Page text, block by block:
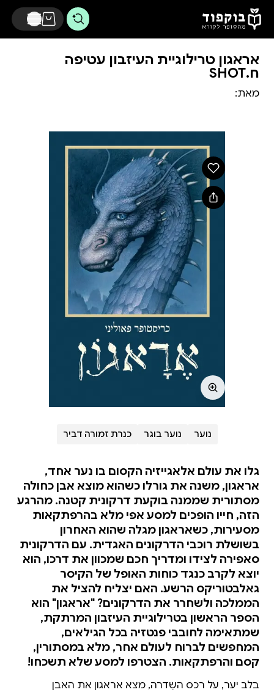
דלג לתוכן הראשי
אראגון טרילוגיית העיזבון עטיפה
ח.SHOT
מאת:
נוער נוער בוגר כנרת זמורה דביר
גלו את עולם אלאגייזיה הקסום בו נער אחד,
אראגון, משנה את גורלו כשהוא מוצא אבן כחולה
מסתורית שממנה בוקעת דרקונית קטנה. מהרגע
הזה, חייו הופכים למסע אפי מלא בהרפתקאות
מסעירות, כשאראגון מגלה שהוא האחרון
בשושלת רוכבי הדרקונים האגדית. עם הדרקונית
סאפירה לצידו ומדריך חכם שמכוון את דרכו, הוא
יוצא לקרב כנגד כוחות האופל של הקיסר
גאלבטוריקס הרשע. האם יצליח להציל את
הממלכה ולשחרר את הדרקונים? "אראגון" הוא
הספר הראשון בטרילוגיית העיזבון המרתקת,
שמתאימה לחובבי פנטזיה בכל הגילאים,
המחפשים לברוח לעולם אחר, מלא במסתורין,
קסם והרפתקאות. הצטרפו למסע שלא תשכחו!
בלב יער, על רכס השִדרה, מצא אראגון את האבן